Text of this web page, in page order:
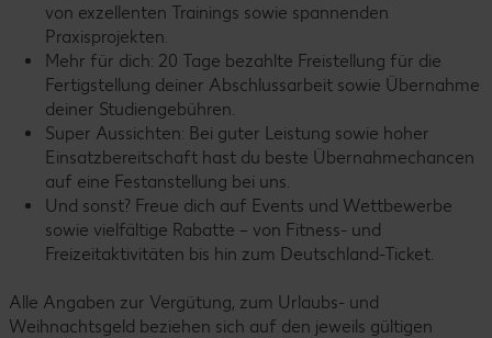
von exzellenten Trainings sowie spannenden
Praxisprojekten.
Mehr für dich: 20 Tage bezahlte Freistellung für die
Fertigstellung deiner Abschlussarbeit sowie Übernahme
deiner Studiengebühren.
Super Aussichten: Bei guter Leistung sowie hoher
Einsatzbereitschaft hast du beste Übernahmechancen
auf eine Festanstellung bei uns.
Und sonst? Freue dich auf Events und Wettbewerbe
sowie vielfältige Rabatte – von Fitness- und
Freizeitaktivitäten bis hin zum Deutschland-Ticket.
Alle Angaben zur Vergütung, zum Urlaubs- und
Weihnachtsgeld beziehen sich auf den jeweils gültigen